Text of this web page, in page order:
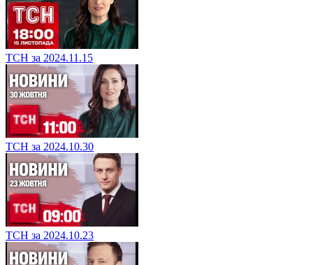
ТСН за 2024.11.15
ТСН за 2024.10.30
ТСН за 2024.10.23